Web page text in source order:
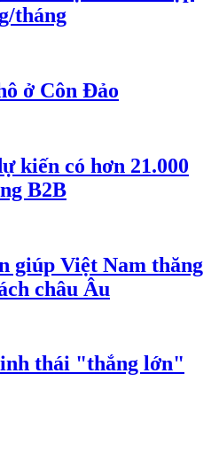
tháng
ở Côn Đảo
kiến có hơn 21.000
B2B
giúp Việt Nam thăng
châu Âu
thái "thắng lớn"